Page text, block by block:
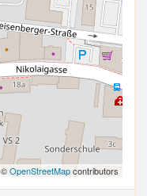
©OpenStreetMapcontributors